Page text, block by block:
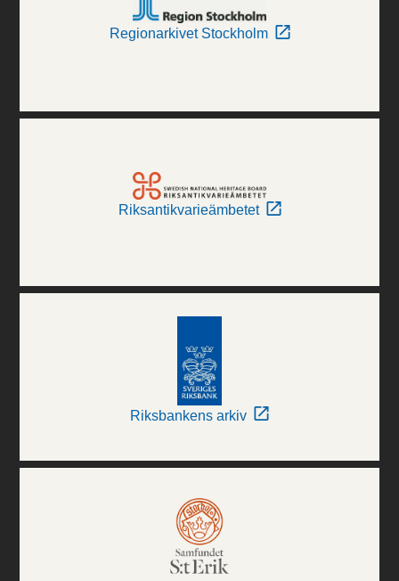
Regionarkivet Stockholm
Riksantikvarieämbetet
Riksbankens arkiv